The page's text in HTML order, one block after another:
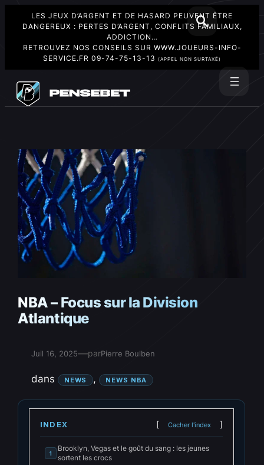
LES JEUX D’ARGENT ET DE HASARD PEUVENT ÊTRE
DANGEREUX : PERTES D’ARGENT, CONFLITS FAMILIAUX,
ADDICTION…
RETROUVEZ NOS CONSEILS SUR WWW.JOUEURS-INFO-
SERVICE.FR 09-74-75-13-13 (APPEL NON SURTAXÉ)
contenu
NBA – Focus sur la Division
Atlantique
Juil 16, 2025—parPierre Boulben
dans NEWS , NEWS NBA
INDEX Cacher l'index
1
Brooklyn, Vegas et le goût du sang : les jeunes
sortent les crocs